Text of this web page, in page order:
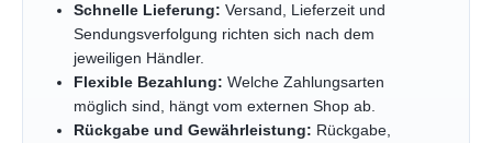
Schnelle Lieferung: Versand, Lieferzeit und
Sendungsverfolgung richten sich nach dem
jeweiligen Händler.
Flexible Bezahlung: Welche Zahlungsarten
möglich sind, hängt vom externen Shop ab.
Rückgabe und Gewährleistung: Rückgabe,